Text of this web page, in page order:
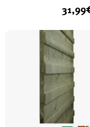
31,99